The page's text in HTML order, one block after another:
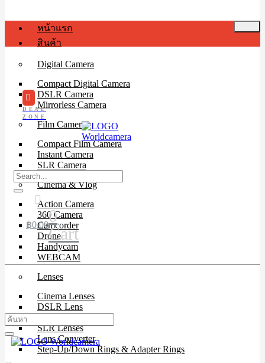
หน้าแรก
สินค้า
Digital Camera
Compact Digital Camera
DSLR Camera
Mirrorless Camera
Film Camera
Compact Film Camera
Instant Camera
SLR Camera
Cinema & Vlog
Action Camera
360 Camera
Camcorder
Drone
Handycam
WEBCAM
Lenses
Cinema Lenses
DSLR Lens
Mirrorless Lens
SLR Lenses
Lens Converter
Step-Up/Down Rings & Adapter Rings
DEAL
ZONE
฿0.000
Cart